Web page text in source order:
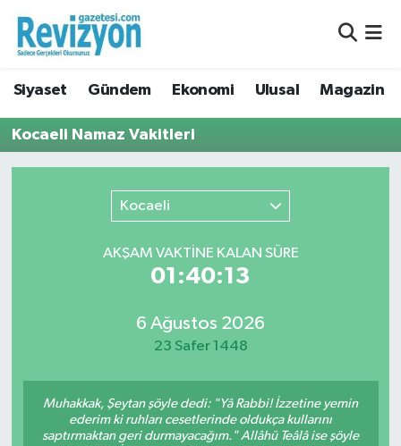
Siyaset Gündem Ekonomi Ulusal Magazin
Kocaeli Namaz Vakitleri
Kocaeli
AKŞAM VAKTİNE KALAN SÜRE
01:40:13
6 Ağustos 2026
23 Safer 1448
Muhakkak, Şeytan şöyle dedi: "Yâ Rabbi! İzzetine yemin
ederim ki ruhları cesetlerinde oldukça kullarını
saptırmaktan geri durmayacağım." Allâhü Teâlâ ise şöyle
Trafik Durumu
Süper Lig Puan Durumu ve Fikstür
Son Dakika Haberleri